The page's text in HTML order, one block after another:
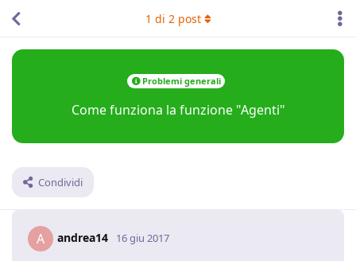
Problemi generali
Come funziona la funzione "Agenti"
Condividi
1 di 2post
A andrea14 16 giu 2017